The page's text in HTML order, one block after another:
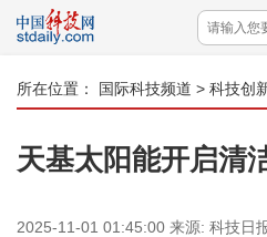
所在位置： 国际科技频道 > 科技创
天基太阳能开启清
2025-11-01 01:45:00 来源: 科技日